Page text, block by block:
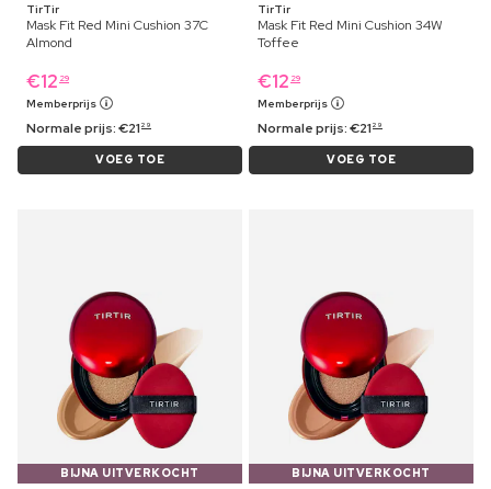
TirTir
Mask Fit Red Mini Cushion 37C
Almond
€12 29
Memberprijs
Normale prijs:€21 29
VOEG TOE
TirTir
Mask Fit Red Mini Cushion 34W
Toffee
€12 29
Memberprijs
Normale prijs:€21 29
VOEG TOE
BIJNA UITVERKOCHT
BIJNA UITVERKOCHT